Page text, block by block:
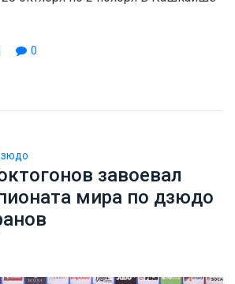
0
завоевал
мира по дзюдо